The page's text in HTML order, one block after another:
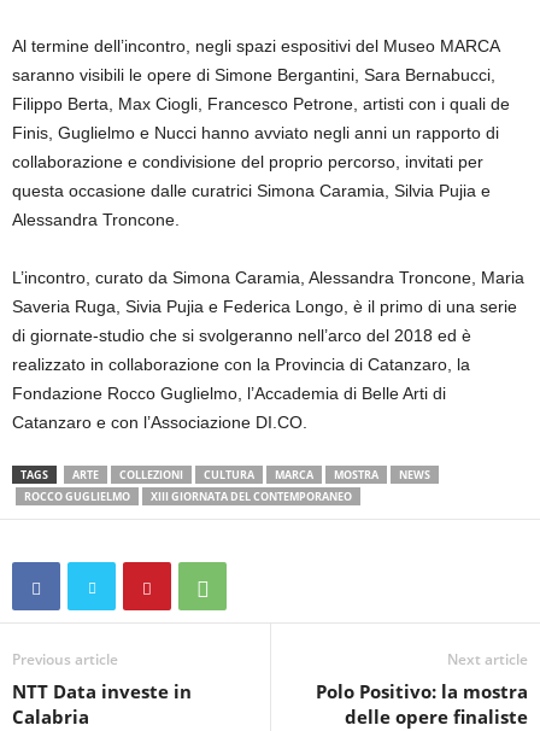
Al termine dell’incontro, negli spazi espositivi del Museo MARCA
saranno visibili le opere di Simone Bergantini, Sara Bernabucci,
Filippo Berta, Max Ciogli, Francesco Petrone, artisti con i quali de
Finis, Guglielmo e Nucci hanno avviato negli anni un rapporto di
collaborazione e condivisione del proprio percorso, invitati per
questa occasione dalle curatrici Simona Caramia, Silvia Pujia e
Alessandra Troncone.
L’incontro, curato da Simona Caramia, Alessandra Troncone, Maria
Saveria Ruga, Sivia Pujia e Federica Longo, è il primo di una serie
di giornate-studio che si svolgeranno nell’arco del 2018 ed è
realizzato in collaborazione con la Provincia di Catanzaro, la
Fondazione Rocco Guglielmo, l’Accademia di Belle Arti di
Catanzaro e con l’Associazione DI.CO.
TAGS ARTE COLLEZIONI CULTURA MARCA MOSTRA
NEWS
ROCCO GUGLIELMO
XIII GIORNATA DEL CONTEMPORANEO
Previous article
NTT Data investe in
Calabria
Next article
Polo Positivo: la mostra
delle opere finaliste